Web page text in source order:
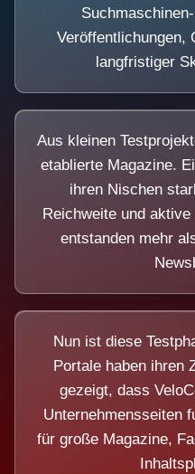
Veröffentlichungen,
langfristiger
Aus kleinen
etablierte Magazine.
ihren Nischen
Reichweite und
entstanden mehr
Nun ist diese
Portale haben ihren
gezeigt, dass
Unternehmensseiten
für große Magazine,